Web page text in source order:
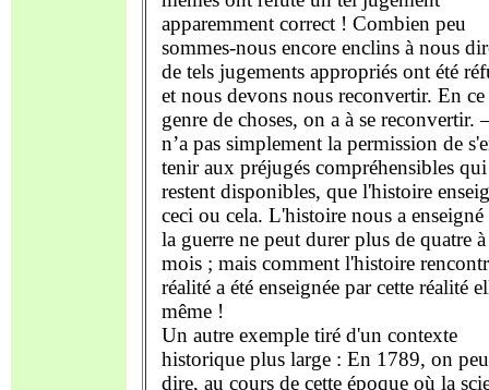
apparemment correct ! Combien peu
sommes-nous encore enclins à nous
de tels jugements appropriés ont été
et nous devons nous reconvertir. En ce
genre de choses, on a à se reconvertir.
n’a pas simplement la permission de
tenir aux préjugés compréhensibles qui
restent disponibles, que l'histoire
ceci ou cela. L'histoire nous a enseigné
la guerre ne peut durer plus de quatre
mois ; mais comment l'histoire
réalité a été enseignée par cette réalité
même !
Un autre exemple tiré d'un contexte
historique plus large : En 1789, on
dire, au cours de cette époque où la